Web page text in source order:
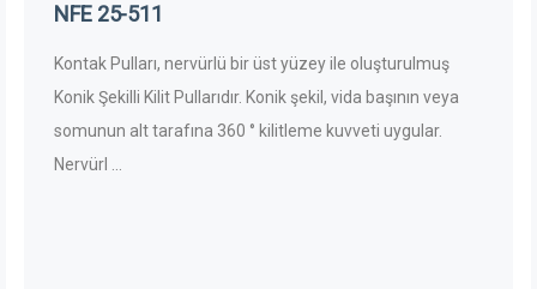
NFE 25-511
Kontak Pulları, nervürlü bir üst yüzey ile oluşturulmuş
Konik Şekilli Kilit Pullarıdır. Konik şekil, vida başının veya
somunun alt tarafına 360 ° kilitleme kuvveti uygular.
Nervürl ...